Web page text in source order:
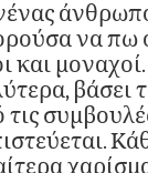
να πω
και
βάσει
τις